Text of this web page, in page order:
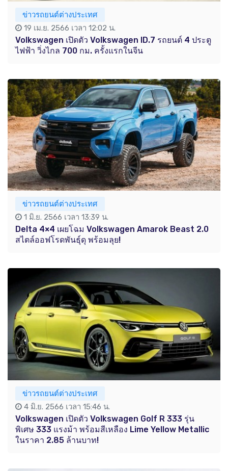
ข่าวรถยนต์ต่างประเทศ
19 เม.ย. 2566 เวลา 12:02 น.
Volkswagen เปิดตัว Volkswagen ID.7 รถยนต์ 4 ประตู
ไฟฟ้า วิ่งไกล 700 กม. ครั้งแรกในจีน
ข่าวรถยนต์ต่างประเทศ
1 มิ.ย. 2566 เวลา 13:39 น.
Delta 4×4 เผยโฉม Volkswagen Amarok Beast 2.0
สไตล์ออฟโรดพันธุ์ดุ พร้อมลุย!
ข่าวรถยนต์ต่างประเทศ
4 มิ.ย. 2566 เวลา 15:46 น.
Volkswagen เปิดตัว Volkswagen Golf R 333 รุ่น
พิเศษ 333 แรงม้า พร้อมสีเหลือง Lime Yellow Metallic
ในราคา 2.85 ล้านบาท!